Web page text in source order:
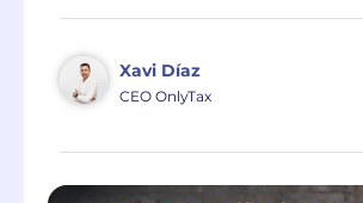
Xavi Díaz
CEO OnlyTax